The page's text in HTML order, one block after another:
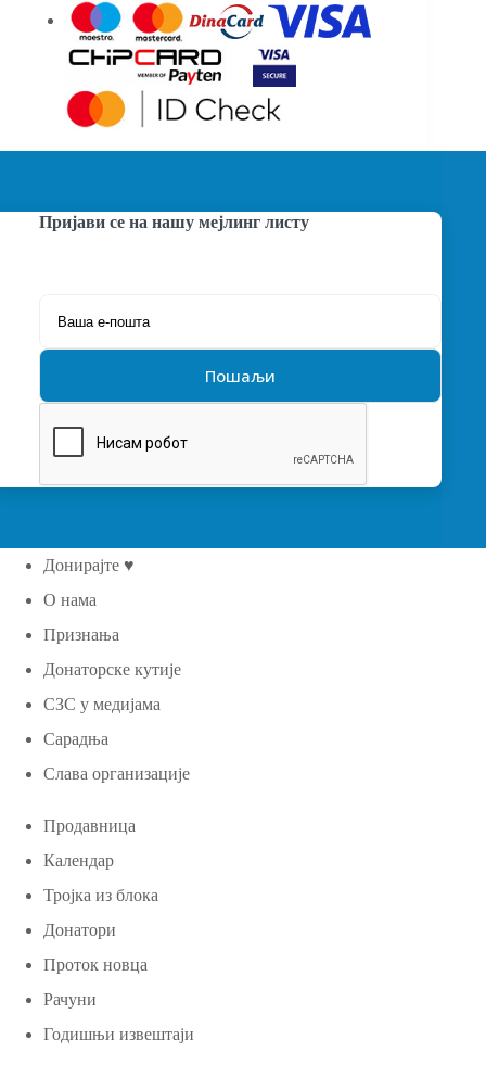
Пријави се на нашу мејлинг листу
Донирајте ♥
О нама
Признања
Донаторске кутије
СЗС у медијама
Сарадња
Слава организације
Продавница
Календар
Тројка из блока
Донатори
Проток новца
Рачуни
Годишњи извештаји